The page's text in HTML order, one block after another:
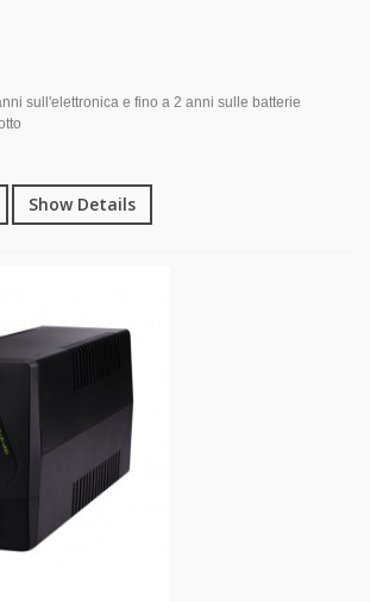
sull'elettronica e fino a 2 anni sulle batterie
Show Details